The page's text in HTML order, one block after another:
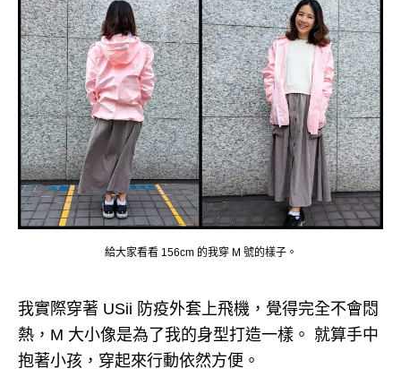
給大家看看 156cm 的我穿 M 號的樣子。
我實際穿著 USii 防疫外套上飛機，覺得完全不會悶
熱，M 大小像是為了我的身型打造一樣。 就算手中
抱著小孩，穿起來行動依然方便。